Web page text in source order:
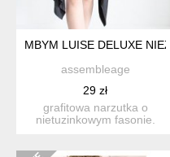
MBYM LUISE DELUXE
assembleage
29 zł
grafitowa narzutka o
nietuzinkowym fasonie.